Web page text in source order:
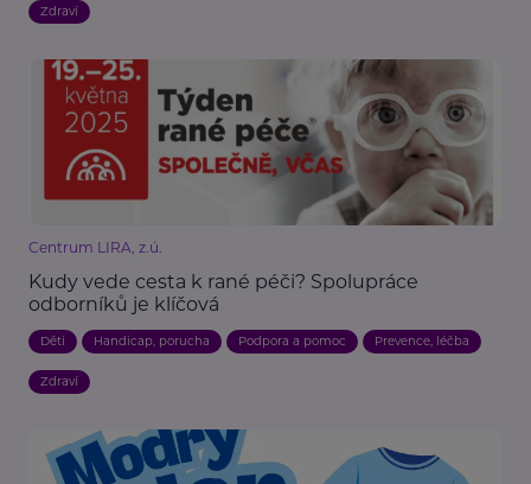
Zdraví
Centrum LIRA, z.ú.
Kudy vede cesta k rané péči? Spolupráce
odborníků je klíčová
Děti Handicap, porucha Podpora a pomoc Prevence, léčba
Zdraví